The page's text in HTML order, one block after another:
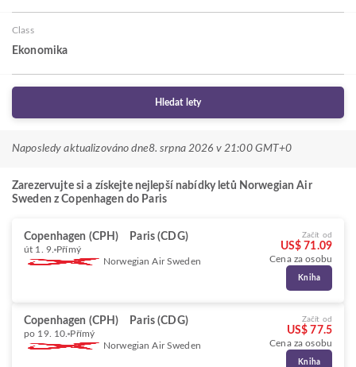
Class
Ekonomika
Hledat lety
Naposledy aktualizováno dne8. srpna 2026 v 21:00 GMT+0
Zarezervujte si a získejte nejlepší nabídky letů Norwegian Air
Sweden z Copenhagen do Paris
Copenhagen (CPH) Paris (CDG)
út 1. 9. Přímý
Norwegian Air Sweden
Začít od
US$ 71.09
Cena za osobu
Kniha
Copenhagen (CPH) Paris (CDG)
po 19. 10. Přímý
Norwegian Air Sweden
Začít od
US$ 77.5
Cena za osobu
Kniha